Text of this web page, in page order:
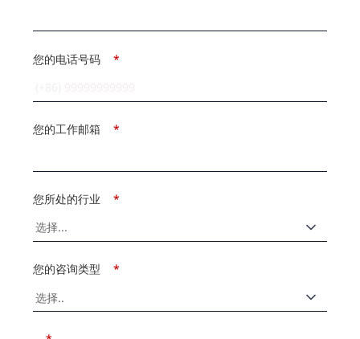
*
您的电话号码
*
您的工作邮箱
*
您所处的行业
*
您的咨询类型